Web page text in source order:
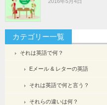
カテゴリー一覧
それは英語で何？
Eメール & レターの英語
それは英語で何と言う？
それらの違いは何？